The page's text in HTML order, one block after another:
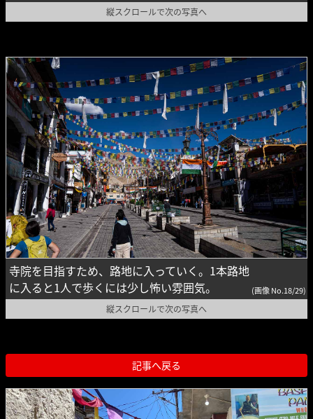
縦スクロールで次の写真へ
寺院を目指すため、路地に入っていく。1本路地
に入ると1人で歩くには少し怖い雰囲気。
(画像 No.18/29)
縦スクロールで次の写真へ
記事へ戻る